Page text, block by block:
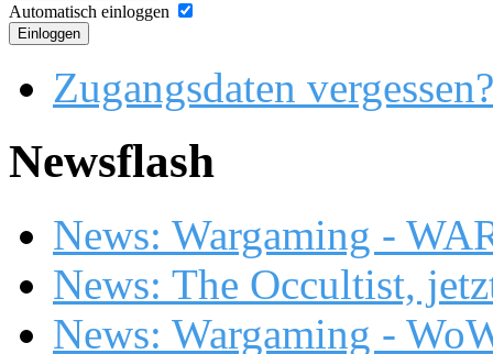
Automatisch einloggen
Einloggen
Zugangsdaten vergessen?
Newsflash
News: Wargaming -
News: The Occultist,
News: Wargaming -